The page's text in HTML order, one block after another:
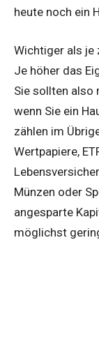
heute noch ein
Wichtiger als je
Je höher das
Sie sollten also
wenn Sie ein
zählen im
Wertpapiere,
Münzen oder
angesparte
möglichst